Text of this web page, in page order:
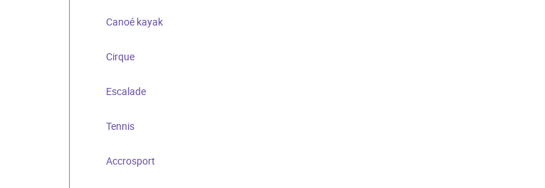
Canoé kayak
Cirque
Escalade
Tennis
Accrosport